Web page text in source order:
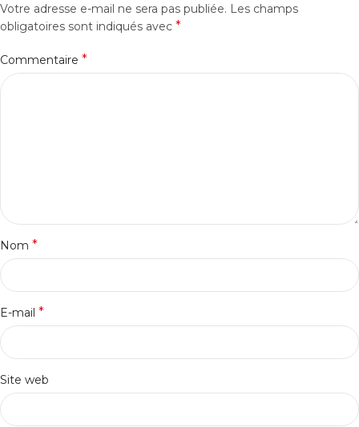
Votre adresse e-mail ne sera pas publiée. Les champs
obligatoires sont indiqués avec *
Commentaire *
Nom *
E-mail *
Site web